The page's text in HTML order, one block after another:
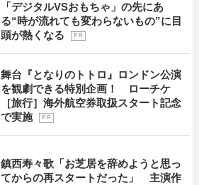
「デジタルVSおもちゃ」の先にあ
る“時が流れても変わらないもの”に目
頭が熱くなる
P R
舞台『となりのトトロ』ロンドン公演
を観劇できる特別企画！ ローチケ
［旅行］海外航空券取扱スタート記念
で実施
P R
鎮西寿々歌「お芝居を辞めようと思っ
てからの再スタートだった」 主演作